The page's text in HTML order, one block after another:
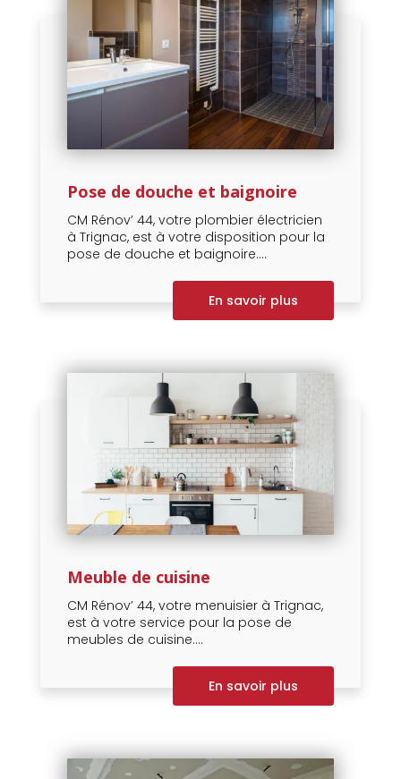
Pose de douche et baignoire
CM Rénov’ 44, votre plombier électricien
à Trignac, est à votre disposition pour la
pose de douche et baignoire....
En savoir plus
Meuble de cuisine
CM Rénov’ 44, votre menuisier à Trignac,
est à votre service pour la pose de
meubles de cuisine....
En savoir plus